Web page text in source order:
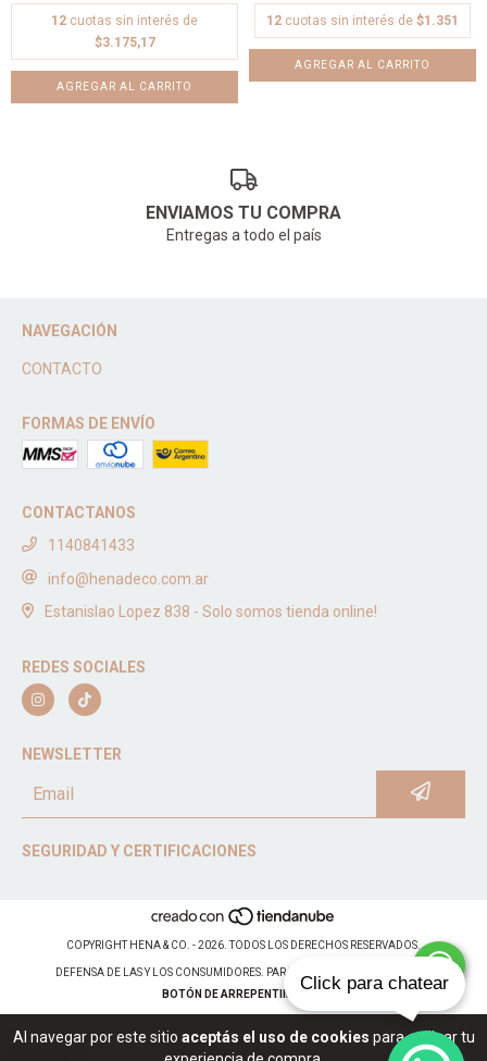
Al navegar por este sitio aceptás el uso de cookies para agilizar tu
12 cuotas sin interés de
$3.175,17
12 cuotas sin interés de $1.351
ENVIAMOS TU COMPRA
Entregas a todo el país
NAVEGACIÓN
CONTACTO
FORMAS DE ENVÍO
CONTACTANOS
1140841433
info@henadeco.com.ar
Estanislao Lopez 838 - Solo somos tienda online!
REDES SOCIALES
NEWSLETTER
SEGURIDAD Y CERTIFICACIONES
COPYRIGHT HENA & CO. - 2026. TODOS LOS DERECHOS RESERVADOS.
DEFENSA DE LAS Y LOS CONSUMIDORES. PARA RECLAMOS
BOTÓN DE ARREPENTIMIENTO
Click para chatear